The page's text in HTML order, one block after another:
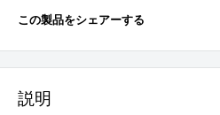
この製品をシェアーする
説明